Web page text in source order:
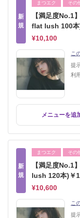
新
規
まつエク その
【満足度
flat lush 100
¥10,100
こ
提
利
メニューを追
新
規
まつエク その
【満足度
lush 120本)￥
¥10,600
こ
提